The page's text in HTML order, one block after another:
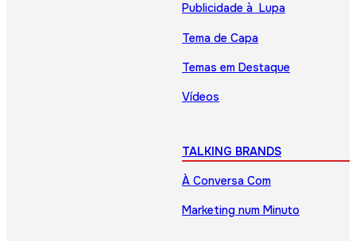
Publicidade à Lupa
Tema de Capa
Temas em Destaque
Vídeos
TALKING BRANDS
À Conversa Com
Marketing num Minuto